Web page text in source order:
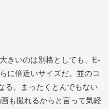
きいのは別格としても、E-
に倍近いサイズだ。並のコ
る。まったくとんでもない
も撮れるからと言って気軽